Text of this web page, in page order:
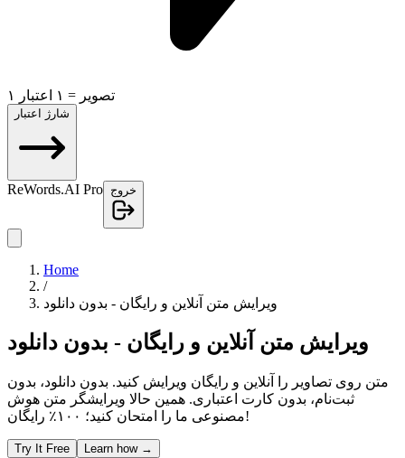
۱ تصویر = ۱ اعتبار
شارژ اعتبار
ReWords.AI Pro خروج
Home
/
ویرایش متن آنلاین و رایگان - بدون دانلود
ویرایش متن آنلاین و رایگان - بدون دانلود
متن روی تصاویر را آنلاین و رایگان ویرایش کنید. بدون دانلود، بدون
ثبت‌نام، بدون کارت اعتباری. همین حالا ویرایشگر متن هوش
مصنوعی ما را امتحان کنید؛ ۱۰۰٪ رایگان!
Try It Free Learn how →